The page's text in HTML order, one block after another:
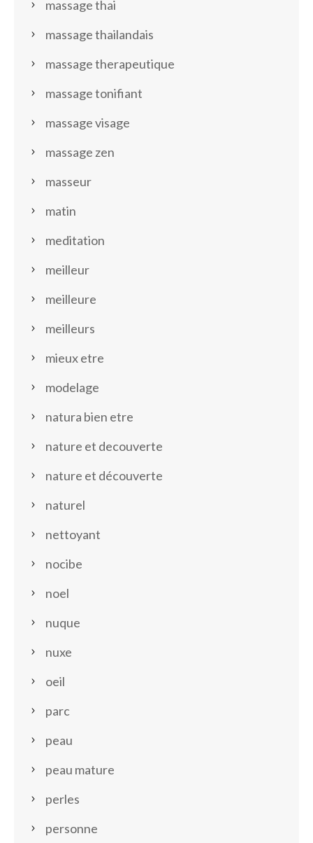
massage thai
massage thailandais
massage therapeutique
massage tonifiant
massage visage
massage zen
masseur
matin
meditation
meilleur
meilleure
meilleurs
mieux etre
modelage
natura bien etre
nature et decouverte
nature et découverte
naturel
nettoyant
nocibe
noel
nuque
nuxe
oeil
parc
peau
peau mature
perles
personne